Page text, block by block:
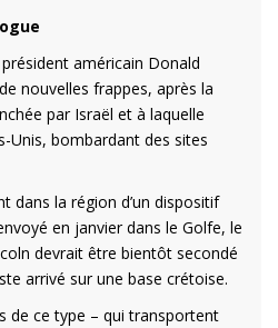
américain Donald
nouvelles frappes, après la
par Israël et à laquelle
Unis, bombardant des sites
dans la région d’un dispositif
en janvier dans le Golfe, le
devrait être bientôt secondé
arrivé sur une base crétoise.
de ce type – qui transportent